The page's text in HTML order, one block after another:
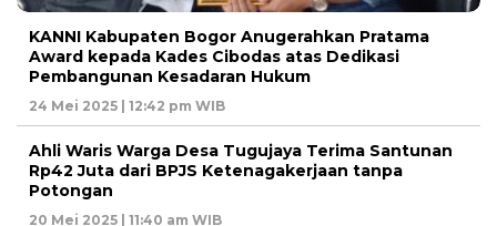
KANNI Kabupaten Bogor Anugerahkan Pratama
Award kepada Kades Cibodas atas Dedikasi
Pembangunan Kesadaran Hukum
24 Mei 2025 | 12:42 pm WIB
Ahli Waris Warga Desa Tugujaya Terima Santunan
Rp42 Juta dari BPJS Ketenagakerjaan tanpa
Potongan
20 Mei 2025 | 11:40 am WIB